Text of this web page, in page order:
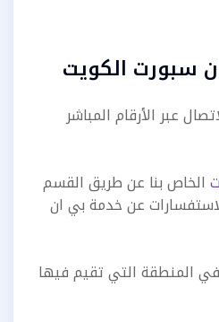
سبورت الكويت
عبر الأرقام المباشر
الخاص بنا عن طريق القسم
عن خدمة بي ان
في المنطقة التي تقيم فيها